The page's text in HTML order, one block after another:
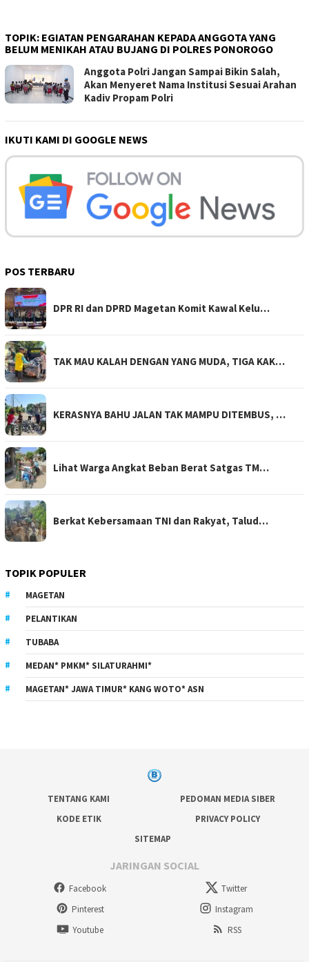
TOPIK: EGIATAN PENGARAHAN KEPADA ANGGOTA YANG
BELUM MENIKAH ATAU BUJANG DI POLRES PONOROGO
Anggota Polri Jangan Sampai Bikin Salah,
Akan Menyeret Nama Institusi Sesuai Arahan
Kadiv Propam Polri
IKUTI KAMI DI GOOGLE NEWS
POS TERBARU
DPR RI dan DPRD Magetan Komit Kawal Kelu…
TAK MAU KALAH DENGAN YANG MUDA, TIGA KAK…
KERASNYA BAHU JALAN TAK MAMPU DITEMBUS, …
Lihat Warga Angkat Beban Berat Satgas TM…
Berkat Kebersamaan TNI dan Rakyat, Talud…
TOPIK POPULER
MAGETAN
PELANTIKAN
TUBABA
MEDAN* PMKM* SILATURAHMI*
MAGETAN* JAWA TIMUR* KANG WOTO* ASN
TENTANG KAMI
PEDOMAN MEDIA SIBER
KODE ETIK
PRIVACY POLICY
SITEMAP
JARINGAN SOCIAL
Facebook
Twitter
Pinterest
Instagram
Youtube
RSS